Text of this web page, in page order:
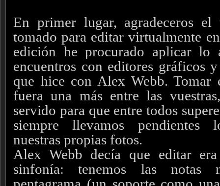
En primer lugar, agradeceros el
tomado para editar virtualmente
edición he procurado aplicar lo
encuentros con editores gráficos
que hice con Alex Webb. Tomar
fuera una más entre las
servido para que entre todos
siempre llevamos pendientes
nuestras propias fotos.
Alex Webb decía que editar
sinfonía: tenemos las notas